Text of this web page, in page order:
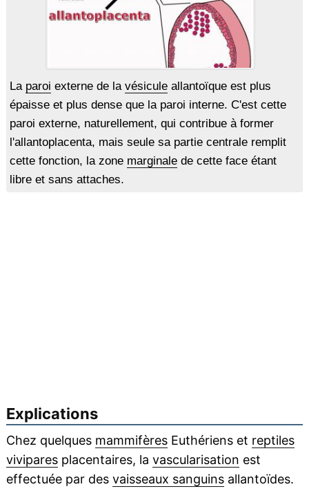
La paroi externe de la vésiculeallantoïque est plus
épaisse et plus dense que la paroi interne. C'est cette
paroi externe, naturellement, qui contribue à former
l'allantoplacenta, mais seule sa partie centrale remplit
cette fonction, la zone marginalede cette face étant
libre et sans attaches.
Explications
Chez quelques mammifèresEuthériens et reptiles
viviparesplacentaires, la vascularisation est
effectuée par des vaisseaux sanguinsallantoïdes.